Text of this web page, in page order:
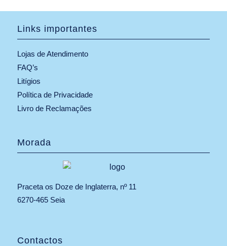
Links importantes
Lojas de Atendimento
FAQ’s
Litígios
Política de Privacidade
Livro de Reclamações
Morada
Praceta os Doze de Inglaterra, nº 11
6270-465 Seia
Contactos